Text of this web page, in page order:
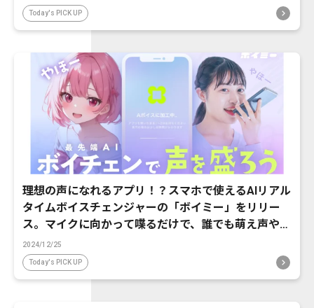
Today's PICK UP
理想の声になれるアプリ！？スマホで使えるAIリアル
タイムボイスチェンジャーの「ボイミー」をリリー
ス。マイクに向かって喋るだけで、誰でも萌え声やイ
ケボ風に音声変換が可能に。
2024/12/25
Today's PICK UP